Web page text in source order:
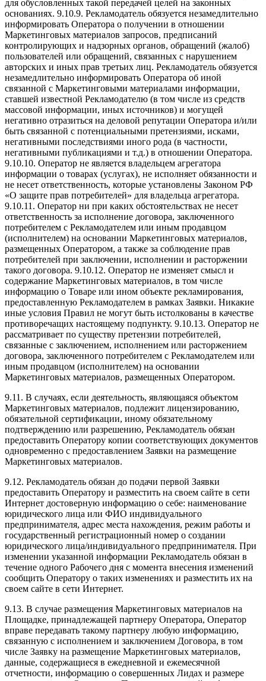
для обусловленных такой передачей целей на законных
основаниях. 9.10.9. Рекламодатель обязуется незамедлительно
информировать Оператора о получении в отношении
Маркетинговых материалов запросов, предписаний
контролирующих и надзорных органов, обращений (жалоб)
пользователей или обращений, связанных с нарушением
авторских и иных прав третьих лиц. Рекламодатель обязуется
незамедлительно информировать Оператора об иной
связанной с Маркетинговыми материалами информации,
ставшей известной Рекламодателю (в том числе из средств
массовой информации, иных источников) и могущей
негативно отразиться на деловой репутации Оператора и/или
быть связанной с потенциальными претензиями, исками,
негативными последствиями иного рода (в частности,
негативными публикациями и т.д.) в отношении Оператора.
9.10.10. Оператор не является владельцем агрегатора
информации о товарах (услугах), не исполняет обязанности и
не несет ответственность, которые установлены Законом РФ
«О защите прав потребителей» для владельца агрегатора.
9.10.11. Оператор ни при каких обстоятельствах не несет
ответственность за исполнение договора, заключенного
потребителем с Рекламодателем или иным продавцом
(исполнителем) на основании Маркетинговых материалов,
размещенных Оператором, а также за соблюдение прав
потребителей при заключении, исполнении и расторжении
такого договора. 9.10.12. Оператор не изменяет смысл и
содержание Маркетинговых материалов, в том числе
информацию о Товаре или ином объекте рекламирования,
предоставленную Рекламодателем в рамках Заявки. Никакие
иные условия Правил не могут быть истолкованы в качестве
противоречащих настоящему подпункту. 9.10.13. Оператор не
рассматривает по существу претензии потребителей,
связанные с заключением, исполнением или расторжением
договора, заключенного потребителем с Рекламодателем или
иным продавцом (исполнителем) на основании
Маркетинговых материалов, размещенных Оператором.
9.11. В случаях, если деятельность, являющаяся объектом
Маркетинговых материалов, подлежит лицензированию,
обязательной сертификации, иному обязательному
подтверждению или разрешению, Рекламодатель обязан
предоставить Оператору копии соответствующих документов
одновременно с предоставлением Заявки на размещение
Маркетинговых материалов.
9.12. Рекламодатель обязан до подачи первой Заявки
предоставить Оператору и разместить на своем сайте в сети
Интернет достоверную информацию о себе: наименование
юридического лица или ФИО индивидуального
предпринимателя, адрес места нахождения, режим работы и
государственный регистрационный номер о создании
юридического лица/индивидуального предпринимателя. При
изменении указанной информации Рекламодатель обязан в
течение одного Рабочего дня с момента внесения изменений
сообщить Оператору о таких изменениях и разместить их на
своем сайте в сети Интернет.
9.13. В случае размещения Маркетинговых материалов на
Площадке, принадлежащей партнеру Оператора, Оператор
вправе передавать такому партнеру любую информацию,
связанную с исполнением и заключением Договора, в том
числе Заявку на размещение Маркетинговых материалов,
данные, содержащиеся в ежедневной и ежемесячной
отчетности, информацию о совершенных Лидах и размере